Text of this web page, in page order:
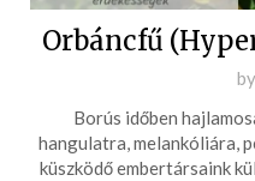
Orbáncfű
by
Borús időben
hangulatra, melankóliára,
küszködő embertársaink